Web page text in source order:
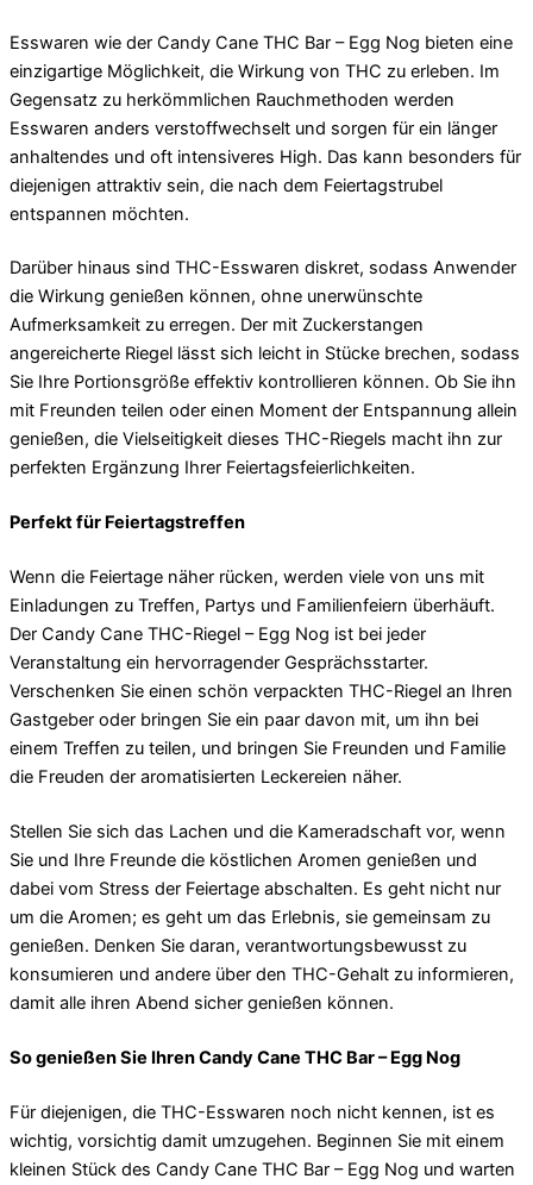
Esswaren wie der Candy Cane THC Bar – Egg Nog bieten eine
einzigartige Möglichkeit, die Wirkung von THC zu erleben. Im
Gegensatz zu herkömmlichen Rauchmethoden werden
Esswaren anders verstoffwechselt und sorgen für ein länger
anhaltendes und oft intensiveres High. Das kann besonders für
diejenigen attraktiv sein, die nach dem Feiertagstrubel
entspannen möchten.
Darüber hinaus sind THC-Esswaren diskret, sodass Anwender
die Wirkung genießen können, ohne unerwünschte
Aufmerksamkeit zu erregen. Der mit Zuckerstangen
angereicherte Riegel lässt sich leicht in Stücke brechen, sodass
Sie Ihre Portionsgröße effektiv kontrollieren können. Ob Sie ihn
mit Freunden teilen oder einen Moment der Entspannung allein
genießen, die Vielseitigkeit dieses THC-Riegels macht ihn zur
perfekten Ergänzung Ihrer Feiertagsfeierlichkeiten.
Perfekt für Feiertagstreffen
Wenn die Feiertage näher rücken, werden viele von uns mit
Einladungen zu Treffen, Partys und Familienfeiern überhäuft.
Der Candy Cane THC-Riegel – Egg Nog ist bei jeder
Veranstaltung ein hervorragender Gesprächsstarter.
Verschenken Sie einen schön verpackten THC-Riegel an Ihren
Gastgeber oder bringen Sie ein paar davon mit, um ihn bei
einem Treffen zu teilen, und bringen Sie Freunden und Familie
die Freuden der aromatisierten Leckereien näher.
Stellen Sie sich das Lachen und die Kameradschaft vor, wenn
Sie und Ihre Freunde die köstlichen Aromen genießen und
dabei vom Stress der Feiertage abschalten. Es geht nicht nur
um die Aromen; es geht um das Erlebnis, sie gemeinsam zu
genießen. Denken Sie daran, verantwortungsbewusst zu
konsumieren und andere über den THC-Gehalt zu informieren,
damit alle ihren Abend sicher genießen können.
So genießen Sie Ihren Candy Cane THC Bar – Egg Nog
Für diejenigen, die THC-Esswaren noch nicht kennen, ist es
wichtig, vorsichtig damit umzugehen. Beginnen Sie mit einem
kleinen Stück des Candy Cane THC Bar – Egg Nog und warten